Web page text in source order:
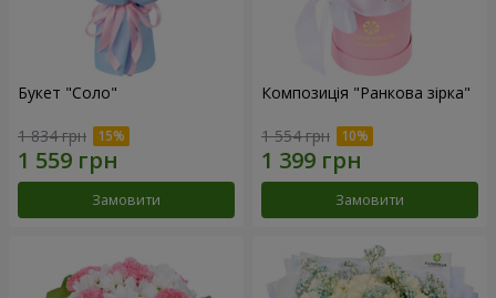
Букет "Соло"
1 834 грн
Замовити
Композиція "Ранкова зірка"
1 554 грн
Замовити